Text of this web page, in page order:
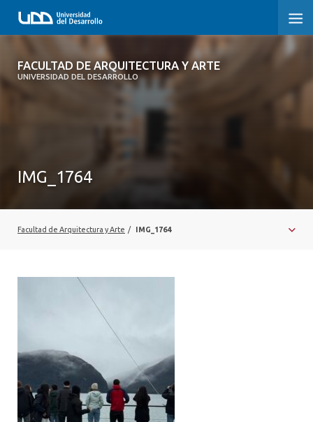
FACULTAD DE ARQUITECTURA Y ARTE
UNIVERSIDAD DEL DESARROLLO
FACULTAD DE ARQUITECTURA Y ARTE
VINCULACIÓN CON EL MEDIO
IMG_1764
Facultad de Arquitectura y Arte / IMG_1764